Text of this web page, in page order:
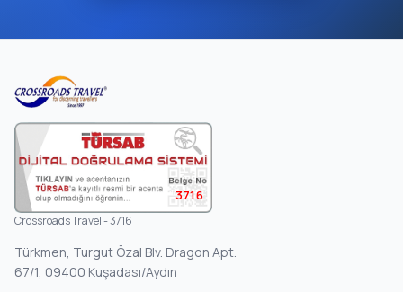
3716
Crossroads Travel - 3716
Türkmen, Turgut Özal Blv. Dragon Apt.
67/1, 09400 Kuşadası/Aydın